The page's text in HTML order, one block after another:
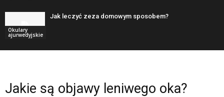
Okulary
ajurwedyjskie
Jak leczyć zeza domowym sposobem?
Jakie są objawy leniwego oka?